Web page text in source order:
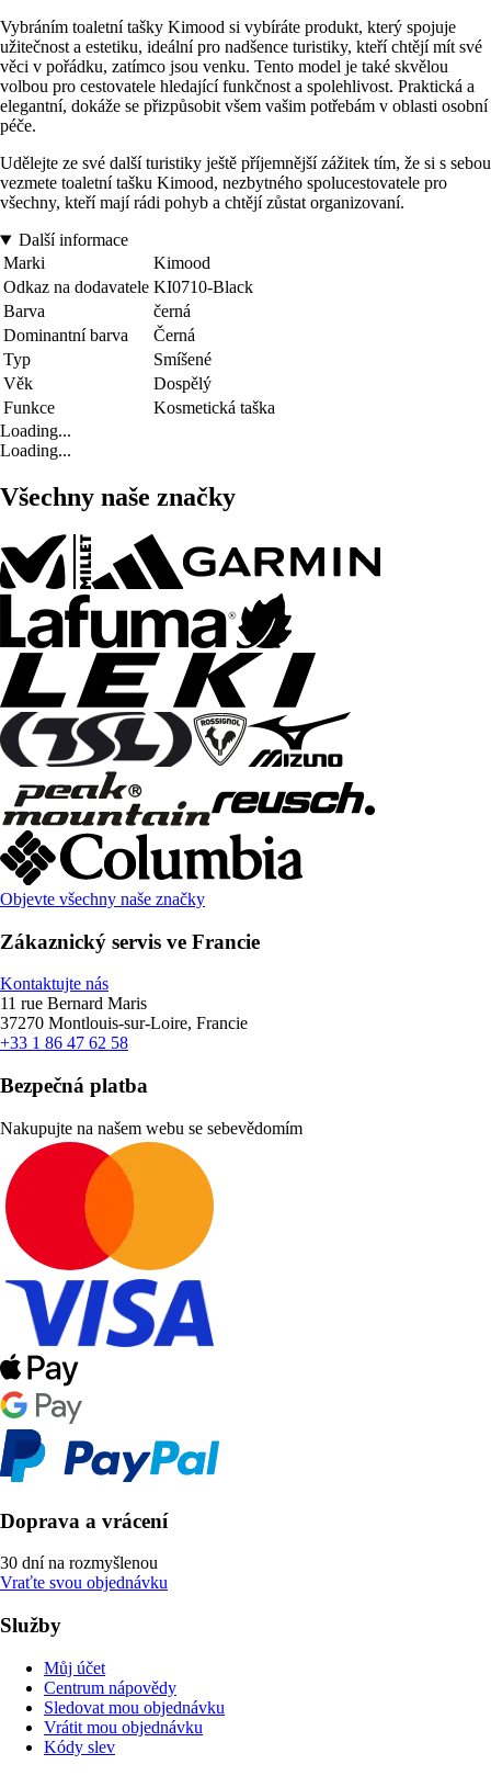
Vybráním toaletní tašky Kimood si vybíráte produkt, který spojuje
užitečnost a estetiku, ideální pro nadšence turistiky, kteří chtějí mít své
věci v pořádku, zatímco jsou venku. Tento model je také skvělou
volbou pro cestovatele hledající funkčnost a spolehlivost. Praktická a
elegantní, dokáže se přizpůsobit všem vašim potřebám v oblasti osobní
péče.
Udělejte ze své další turistiky ještě příjemnější zážitek tím, že si s sebou
vezmete toaletní tašku Kimood, nezbytného spolucestovatele pro
všechny, kteří mají rádi pohyb a chtějí zůstat organizovaní.
Další informace
Marki
Kimood
Odkaz na dodavatele KI0710-Black
Barva
černá
Dominantní barva
Černá
Typ
Smíšené
Věk
Dospělý
Funkce
Kosmetická taška
Loading...
Loading...
Všechny naše značky
Objevte všechny naše značky
Zákaznický servis ve Francie
Kontaktujte nás
11 rue Bernard Maris
37270 Montlouis-sur-Loire, Francie
+33 1 86 47 62 58
Bezpečná platba
Nakupujte na našem webu se sebevědomím
Doprava a vrácení
30 dní na rozmyšlenou
Vraťte svou objednávku
Služby
Můj účet
Centrum nápovědy
Sledovat mou objednávku
Vrátit mou objednávku
Kódy slev